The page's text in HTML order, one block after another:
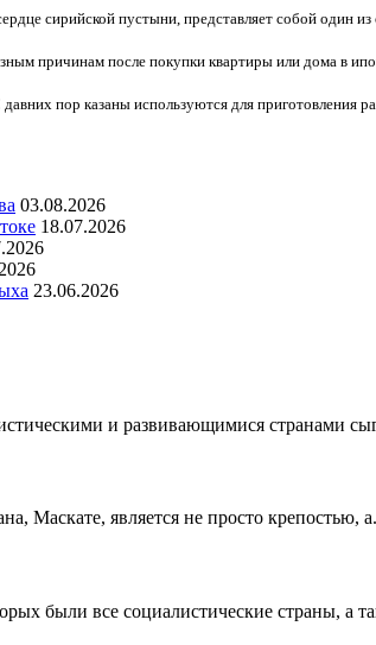
сирийской пустыни, представляет собой один
причинам после покупки квартиры или дома в
пор казаны используются для приготовления
03.08.2026
18.07.2026
23.06.2026
и развивающимися странами
Маскате, является не просто крепостью,
были все социалистические страны, а